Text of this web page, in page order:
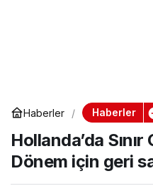
Haberler Haberler
Hollanda’da
Dönem için geri